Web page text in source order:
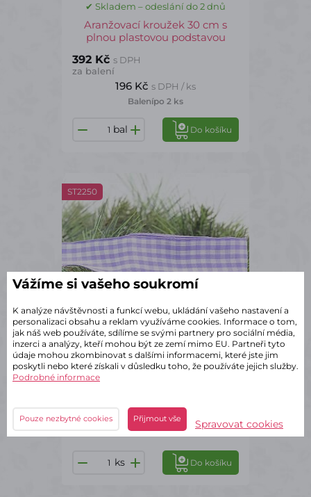
✔ Skladem – odeslání do 2 dnů
Aranžovací kroužek 30 cm s
plnou plastovou podstavou
392 Kč s DPH
za balení
196 Kč s DPH / ks
Balenípo 2 ks
bal Do košíku
ST2250
✔ Skladem – odeslání do 2 dnů
98 Kč s DPH
ks Do košíku
Vážíme si vašeho soukromí
K analýze návštěvnosti a funkcí webu, ukládání vašeho nastavení a
personalizaci obsahu a reklam využíváme cookies. Informace o tom,
jak náš web používáte, sdílíme se svými partnery pro sociální média,
inzerci a analýzy, kteří mohou být ze zemí mimo EU. Partneři tyto
údaje mohou zkombinovat s dalšími informacemi, které jste jim
poskytli nebo které získali v důsledku toho, že používáte jejich služby.
Podrobné informace
Pouze nezbytné cookies Přijmout vše Spravovat cookies